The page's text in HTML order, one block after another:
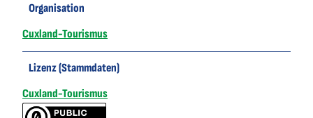
Organisation
Cuxland-Tourismus
Lizenz (Stammdaten)
Cuxland-Tourismus